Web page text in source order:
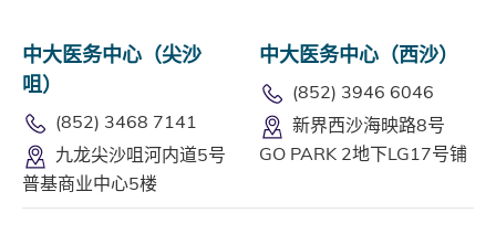
中大医务中心（尖沙
咀）
(852) 3468 7141
九龙尖沙咀河内道5号
普基商业中心5楼
中大医务中心（西沙）
(852) 3946 6046
新界西沙海映路8号
GO PARK 2地下LG17号铺